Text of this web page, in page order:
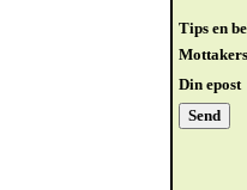
Tips en
Din epost